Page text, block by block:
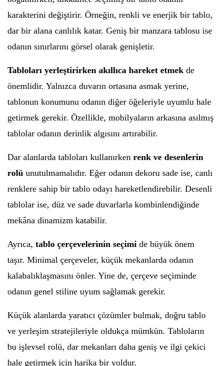
karakterini değiştirir. Örneğin, renkli ve enerjik bir tablo,
dar bir alana canlılık katar. Geniş bir manzara tablosu ise
odanın sınırlarını görsel olarak genişletir.
Tabloları yerleştirirken akıllıca hareket etmek de
önemlidir. Yalnızca duvarın ortasına asmak yerine,
tablonun konumunu odanın diğer öğeleriyle uyumlu hale
getirmek gerekir. Özellikle, mobilyaların arkasına asılmış
tablolar odanın derinlik algısını artırabilir.
Dar alanlarda tabloları kullanırken renk ve desenlerin
rolü unutulmamalıdır. Eğer odanın dekoru sade ise, canlı
renklere sahip bir tablo odayı hareketlendirebilir. Desenli
tablolar ise, düz ve sade duvarlarla kombinlendiğinde
mekâna dinamizm katabilir.
Ayrıca, tablo çerçevelerinin seçimi de büyük önem
taşır. Minimal çerçeveler, küçük mekanlarda odanın
kalabalıklaşmasını önler. Yine de, çerçeve seçiminde
odanın genel stiline uyum sağlamak gerekir.
Küçük alanlarda yaratıcı çözümler bulmak, doğru tablo
ve yerleşim stratejileriyle oldukça mümkün. Tabloların
bu işlevsel rolü, dar mekanları daha geniş ve ilgi çekici
hale getirmek için harika bir yoldur.